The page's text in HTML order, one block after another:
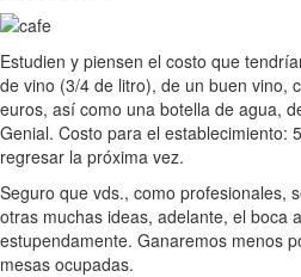
Estudien y piensen el costo que
de vino (3/4 de litro), de un buen vino,
euros, así como una botella de agua,
Genial. Costo para el establecimiento:
regresar la próxima vez.
Seguro que vds., como profesionales,
otras muchas ideas, adelante, el boca
estupendamente. Ganaremos menos
mesas ocupadas.